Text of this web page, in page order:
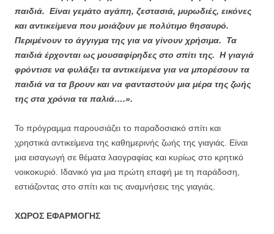
παιδιά. Είναι γεμάτο αγάπη, ζεστασιά, μυρωδιές, εικόνες
και αντικείμενα που μοιάζουν με πολύτιμο θησαυρό.
Περιμένουν το άγγιγμα της για να γίνουν χρήσιμα. Τα
παιδιά έρχονται ως μουσαφίρηδες στο σπίτι της. Η γιαγιά
φρόντισε να φυλάξει τα αντικείμενα για να μπορέσουν τα
παιδιά να τα βρουν και να φανταστούν μια μέρα της ζωής
της στα χρόνια τα παλιά….».
Το πρόγραμμα παρουσιάζει το παραδοσιακό σπίτι και
χρηστικά αντικείμενα της καθημερινής ζωής της γιαγιάς. Είναι
μια εισαγωγή σε θέματα λαογραφίας και κυρίως στο κρητικό
νοικοκυριό. Ιδανικό για μια πρώτη επαφή με τη παράδοση,
εστιάζοντας στο σπίτι και τις αναμνήσεις της γιαγιάς.
ΧΩΡΟΣ ΕΦΑΡΜΟΓΗΣ